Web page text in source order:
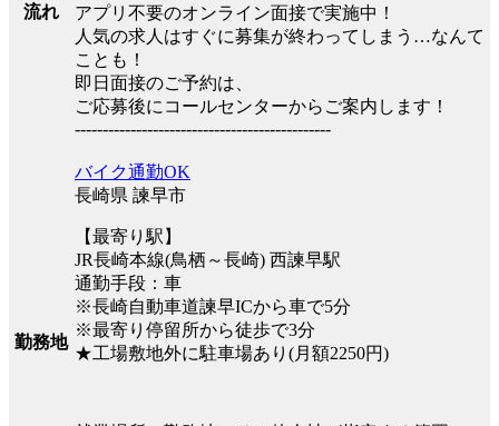
流れ
アプリ不要のオンライン面接で実施中！
人気の求人はすぐに募集が終わってしまう…なんて
ことも！
即日面接のご予約は、
ご応募後にコールセンターからご案内します！
----------------------------------------------
勤務地
バイク通勤OK
長崎県 諫早市
【最寄り駅】
JR長崎本線(鳥栖～長崎) 西諫早駅
通勤手段：車
※長崎自動車道諫早ICから車で5分
※最寄り停留所から徒歩で3分
★工場敷地外に駐車場あり(月額2250円)